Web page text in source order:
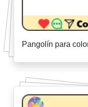
Pangolín para